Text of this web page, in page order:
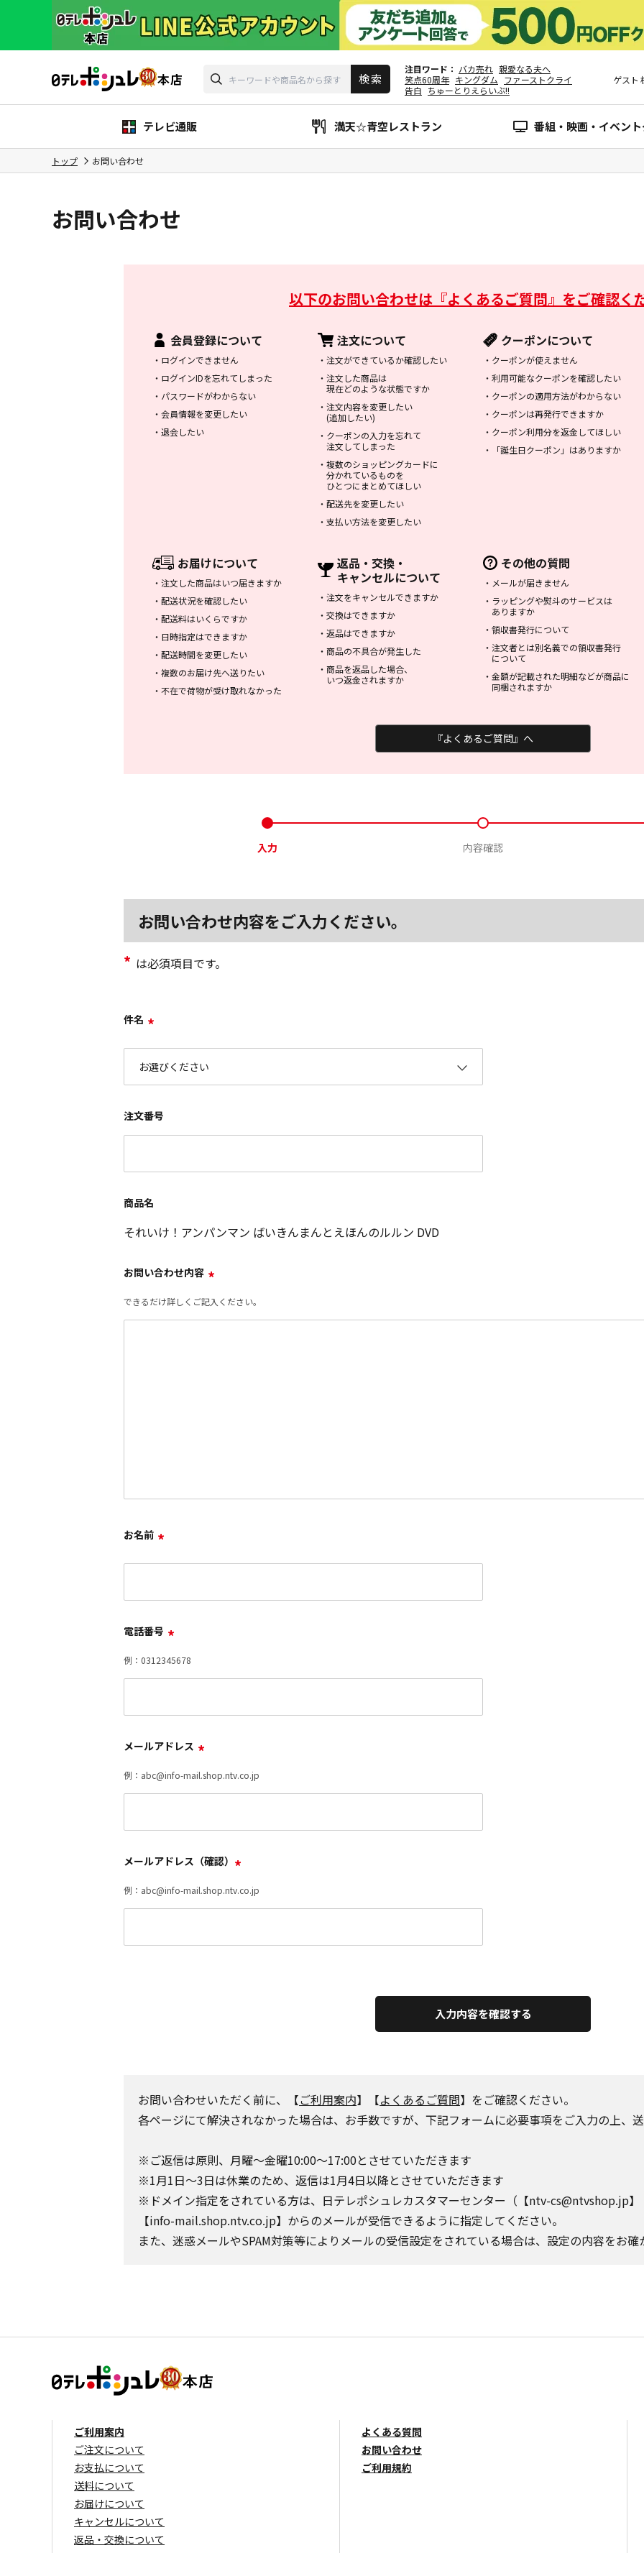
注目ワード バカ売れ 親愛なる夫へ
笑点60周年 キングダム ファーストクライ
告白 ちゅーとりえらいぶ!!
ゲスト
テレビ通販 満天☆青空レストラン 番組・映画・イベン
トップ お問い合わせ
お問い合わせ
以下のお問い合わせは 『よくあるご質問』をご確認く
会員登録について
・ ログインできません
・ ログインIDを忘れてしまった
・ パスワードがわからない
・ 会員情報を変更したい
・ 退会したい
注文について
・ 注文ができているか確認したい
・ 注文した商品は
現在どのような状態ですか
・ 注文内容を変更したい
(追加したい)
・ クーポンの入力を忘れて
注文してしまった
・ 複数のショッピングカードに
分かれているものを
ひとつにまとめてほしい
・ 配送先を変更したい
・ 支払い方法を変更したい
クーポンについて
・ クーポンが使えません
・ 利用可能なクーポンを確認したい
・ クーポンの適用方法がわからない
・ クーポンは再発行できますか
・ クーポン利用分を返金してほしい
・
「誕生日クーポン」はありますか
お届けについて
・ 注文した商品はいつ届きますか
・ 配送状況を確認したい
・ 配送料はいくらですか
・ 日時指定はできますか
・ 配送時間を変更したい
・ 複数のお届け先へ送りたい
・ 不在で荷物が受け取れなかった
返品・交換・
キャンセルについて
・ 注文をキャンセルできますか
・ 交換はできますか
・ 返品はできますか
・ 商品の不具合が発生した
・ 商品を返品した場合、
いつ返金されますか
その他の質問
・ メールが届きません
・ ラッピングや熨斗のサービスは
ありますか
・ 領収書発行について
・ 注文者とは別名義での領収書発行
について
・ 金額が記載された明細などが商品に
同梱されますか
『よくあるご質問』へ
入力 内容確認
お問い合わせ内容をご入力ください。
* は必須項目です。
件名 *
注文番号
商品名
それいけ！アンパンマン ばいきんまんとえほんのルルン DVD
お問い合わせ内容 *
できるだけ詳しくご記入ください。
お名前 *
電話番号 *
例：0312345678
メールアドレス *
例：abc@info-mail.shop.ntv.co.jp
メールアドレス（確認） *
例：abc@info-mail.shop.ntv.co.jp
入力内容を確認する
お問い合わせいただく前に、【ご利用案内】【よくあるご質問】をご確認ください。
各ページにて解決されなかった場合は、お手数ですが、下記フォームに必要事項をご入力の上、
※ご返信は原則、月曜～金曜10:00～17:00とさせていただきます
※1月1日～3日は休業のため、返信は1月4日以降とさせていただきます
※ドメイン指定をされている方は、日テレポシュレカスタマーセンター（【ntv-cs@ntvshop.jp
【info-mail.shop.ntv.co.jp】からのメールが受信できるように指定してください。
また、迷惑メールやSPAM対策等によりメールの受信設定をされている場合は、設定の内容をお
ご利用案内
ご注文について
お支払について
送料について
お届けについて
キャンセルについて
返品・交換について
よくある質問
お問い合わせ
ご利用規約